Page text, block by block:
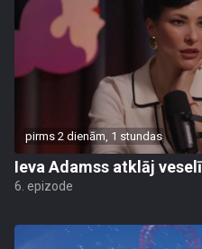
pirms 2 dienām, 1 stundas
Ieva Adamss atklāj
6. epizode